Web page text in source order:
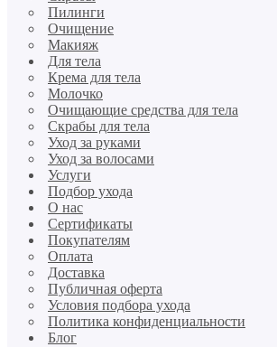
Пилинги
Очищение
Макияж
Для тела
Крема для тела
Молочко
Очищающие средства для тела
Скрабы для тела
Уход за руками
Уход за волосами
Услуги
Подбор ухода
О нас
Сертификаты
Покупателям
Оплата
Доставка
Публичная оферта
Условия подбора ухода
Политика конфиденциальности
Блог